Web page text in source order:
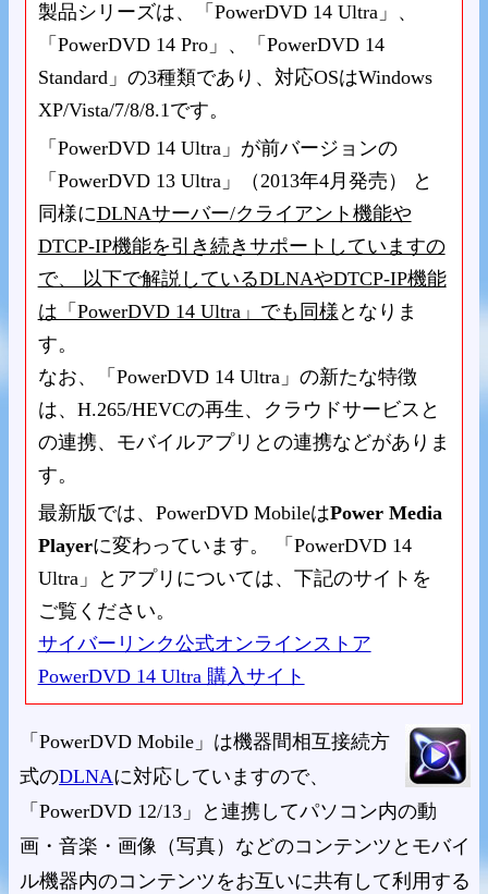
製品シリーズは、「PowerDVD 14 Ultra」、
「PowerDVD 14 Pro」、「PowerDVD 14
Standard」の3種類であり、対応OSはWindows
XP/Vista/7/8/8.1です。
「PowerDVD 14 Ultra」が前バージョンの
「PowerDVD 13 Ultra」（2013年4月発売） と
同様にDLNAサーバー/クライアント機能や
DTCP-IP機能を引き続きサポートしていますの
で、 以下で解説しているDLNAやDTCP-IP機能
は「PowerDVD 14 Ultra」でも同様 となりま
す。
なお、「PowerDVD 14 Ultra」の新たな特徴
は、H.265/HEVCの再生、クラウドサービスと
の連携、モバイルアプリとの連携などがありま
す。
最新版では、PowerDVD MobileはPower Media
Playerに変わっています。 「PowerDVD 14
Ultra」とアプリについては、下記のサイトを
ご覧ください。
サイバーリンク公式オンラインストア
PowerDVD 14 Ultra 購入サイト
「PowerDVD Mobile」は機器間相互接続方
式のDLNAに対応していますので、
「PowerDVD 12/13」と連携してパソコン内の動
画・音楽・画像（写真）などのコンテンツとモバイ
ル機器内のコンテンツをお互いに共有して利用する